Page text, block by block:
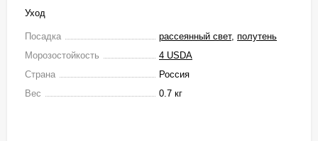
Уход
Посадка рассеянный свет, полутень
Морозостойкость
4 USDA
Страна
Россия
Вес
0.7 кг